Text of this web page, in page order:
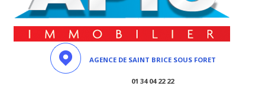
AGENCE DE SAINT BRICE SOUS FORET
01 34 04 22 22